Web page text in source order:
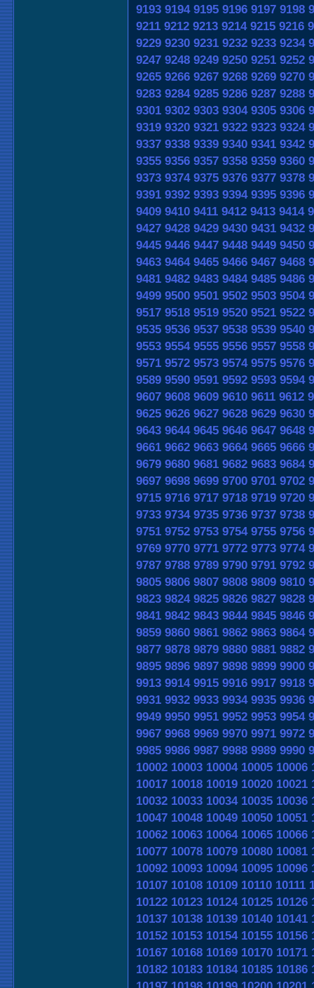
9193 9194 9195 9196 9197 9198
9211 9212 9213 9214 9215 9216
9229 9230 9231 9232 9233 9234
9247 9248 9249 9250 9251 9252
9265 9266 9267 9268 9269 9270
9283 9284 9285 9286 9287 9288
9301 9302 9303 9304 9305 9306
9319 9320 9321 9322 9323 9324
9337 9338 9339 9340 9341 9342
9355 9356 9357 9358 9359 9360
9373 9374 9375 9376 9377 9378
9391 9392 9393 9394 9395 9396
9409 9410 9411 9412 9413 9414
9427 9428 9429 9430 9431 9432
9445 9446 9447 9448 9449 9450
9463 9464 9465 9466 9467 9468
9481 9482 9483 9484 9485 9486
9499 9500 9501 9502 9503 9504
9517 9518 9519 9520 9521 9522
9535 9536 9537 9538 9539 9540
9553 9554 9555 9556 9557 9558
9571 9572 9573 9574 9575 9576
9589 9590 9591 9592 9593 9594
9607 9608 9609 9610 9611 9612
9625 9626 9627 9628 9629 9630
9643 9644 9645 9646 9647 9648
9661 9662 9663 9664 9665 9666
9679 9680 9681 9682 9683 9684
9697 9698 9699 9700 9701 9702
9715 9716 9717 9718 9719 9720
9733 9734 9735 9736 9737 9738
9751 9752 9753 9754 9755 9756
9769 9770 9771 9772 9773 9774
9787 9788 9789 9790 9791 9792
9805 9806 9807 9808 9809 9810
9823 9824 9825 9826 9827 9828
9841 9842 9843 9844 9845 9846
9859 9860 9861 9862 9863 9864
9877 9878 9879 9880 9881 9882
9895 9896 9897 9898 9899 9900
9913 9914 9915 9916 9917 9918
9931 9932 9933 9934 9935 9936
9949 9950 9951 9952 9953 9954
9967 9968 9969 9970 9971 9972
9985 9986 9987 9988 9989 9990
10002 10003 10004 10005 10006
10017 10018 10019 10020 10021
10032 10033 10034 10035 10036
10047 10048 10049 10050 10051
10062 10063 10064 10065 10066
10077 10078 10079 10080 10081
10092 10093 10094 10095 10096
10107 10108 10109 10110 10111
10122 10123 10124 10125 10126
10137 10138 10139 10140 10141
10152 10153 10154 10155 10156
10167 10168 10169 10170 10171
10182 10183 10184 10185 10186